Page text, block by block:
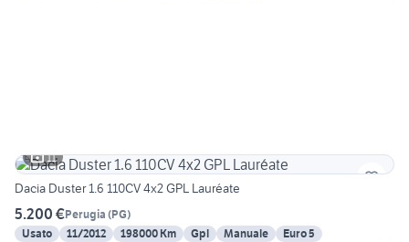
11
Dacia Duster 1.6 110CV 4x2 GPL Lauréate
5.200 €Perugia (PG)
Usato
11/2012 198000 Km Gpl Manuale
Euro 5